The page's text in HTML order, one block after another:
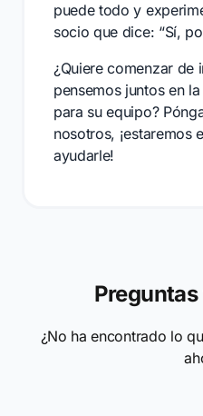
puede todo y
socio que dice: “Sí,
¿Quiere comenzar de
pensemos juntos en
para su equipo?
nosotros, ¡estaremos
ayudarle!
¿No ha encontrado lo